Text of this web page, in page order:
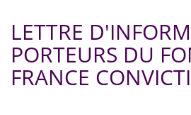
LETTRE
PORTEURS DU
FRANCE